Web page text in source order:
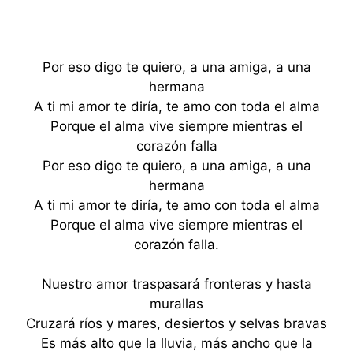
Por eso digo te quiero, a una amiga, a una
hermana
A ti mi amor te diría, te amo con toda el alma
Porque el alma vive siempre mientras el
corazón falla
Por eso digo te quiero, a una amiga, a una
hermana
A ti mi amor te diría, te amo con toda el alma
Porque el alma vive siempre mientras el
corazón falla.
Nuestro amor traspasará fronteras y hasta
murallas
Cruzará ríos y mares, desiertos y selvas bravas
Es más alto que la lluvia, más ancho que la